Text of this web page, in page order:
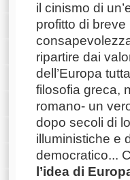
il cinismo di
profitto di
ripartire dai
dell’Europa
filosofia greca,
romano- un
dopo secoli di
illuministiche e
democratico...
l’idea di